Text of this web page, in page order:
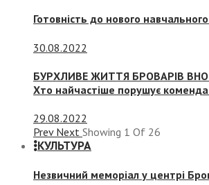
Готовність до нового
30.08.2022
БУРХЛИВЕ ЖИТТЯ БРОВАРІВ
Хто найчастіше порушує
29.08.2022
Prev Next Showing 1 Of 26
КУЛЬТУРА
Незвичний меморіал у центрі